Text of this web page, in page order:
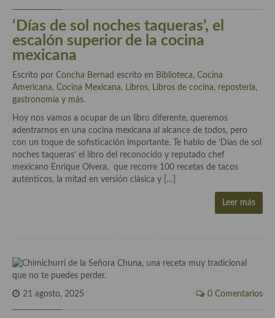
El mundo del vino y las bebidas
Tiendas especiales
Especias, hierbas, condimentos, espesantes y aditivos
Historia de la gastronomía, platos celebres, cocineros, críticos,
historias culinarias y otras cosas
Origen y evolución de la comida
Protocolo y buenas maneras.
Las opiniones de la «Cocinera»
Prensa
‘Días de sol noches taqueras’, el
escalón superior de la cocina
mexicana
Escrito por Concha Bernad escrito en Biblioteca, Cocina
Americana, Cocina Mexicana, Libros, Libros de cocina, repostería,
gastronomía y más.
Hoy nos vamos a ocupar de un libro diferente, queremos
adentrarnos en una cocina mexicana al alcance de todos, pero
con un toque de sofisticación importante. Te hablo de ‘Días de sol
noches taqueras’ el libro del reconocido y reputado chef
mexicano Enrique Olvera, que recorre 100 recetas de tacos
auténticos, la mitad en versión clásica y […]
Leer más
21 agosto, 2025 0 Comentarios